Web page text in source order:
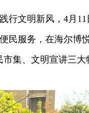
文明新风，4月11
民服务，在海尔博
集、文明宣讲三大